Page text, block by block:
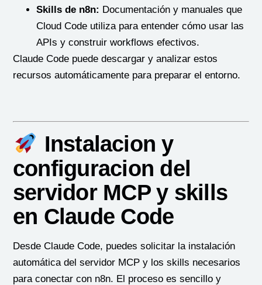
Skills de n8n: Documentación y manuales que
Cloud Code utiliza para entender cómo usar las
APIs y construir workflows efectivos.
Claude Code puede descargar y analizar estos
recursos automáticamente para preparar el entorno.
Instalacion y
configuracion del
servidor MCP y skills
en Claude Code
Desde Claude Code, puedes solicitar la instalación
automática del servidor MCP y los skills necesarios
para conectar con n8n. El proceso es sencillo y